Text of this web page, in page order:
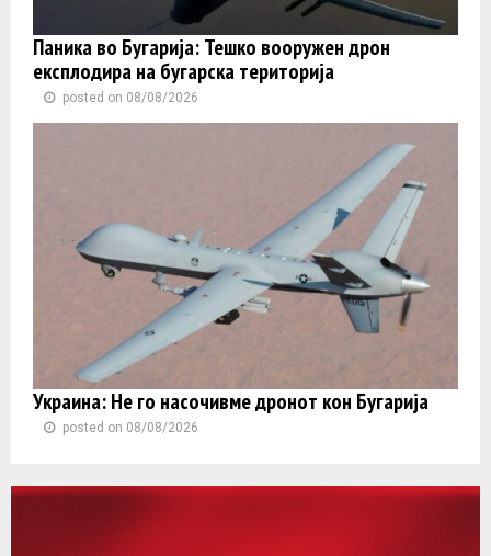
Паника во Бугарија: Тешко вооружен дрон
експлодира на бугарска територија
posted on 08/08/2026
Украина: Не го насочивме дронот кон Бугарија
posted on 08/08/2026